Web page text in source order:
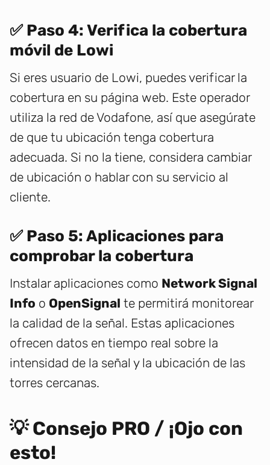
✅ Paso 4: Verifica la cobertura
móvil de Lowi
Si eres usuario de Lowi, puedes verificar la
cobertura en su página web. Este operador
utiliza la red de Vodafone, así que asegúrate
de que tu ubicación tenga cobertura
adecuada. Si no la tiene, considera cambiar
de ubicación o hablar con su servicio al
cliente.
✅ Paso 5: Aplicaciones para
comprobar la cobertura
Instalar aplicaciones como Network Signal
Info o OpenSignal te permitirá monitorear
la calidad de la señal. Estas aplicaciones
ofrecen datos en tiempo real sobre la
intensidad de la señal y la ubicación de las
torres cercanas.
💡 Consejo PRO / ¡Ojo con
esto!